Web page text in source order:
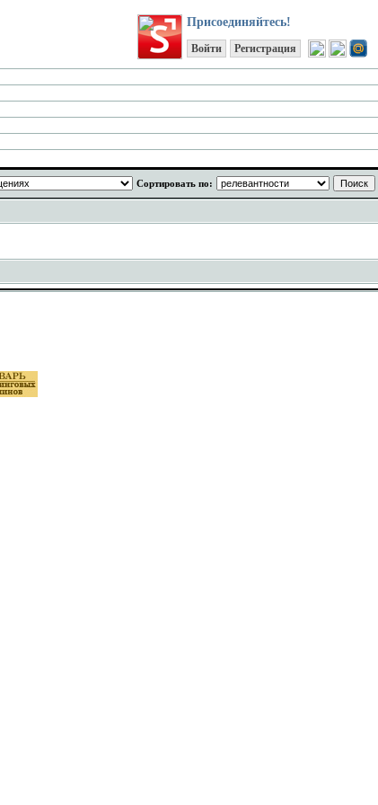
Присоединяйтесь!
Войти Регистрация
Сортировать по: